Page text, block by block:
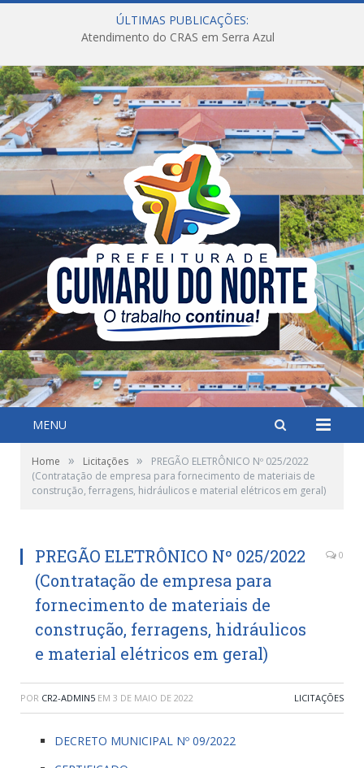
ÚLTIMAS PUBLICAÇÕES:
Atendimento do CRAS em Serra Azul
MENU
Home » Licitações »
PREGÃO ELETRÔNICO Nº 025/2022
(Contratação de empresa para fornecimento de materiais de
construção, ferragens, hidráulicos e material elétricos em geral)
PREGÃO ELETRÔNICO Nº 025/2022
(Contratação de empresa para
fornecimento de materiais de
construção, ferragens, hidráulicos
e material elétricos em geral)
0
POR CR2-ADMIN5 EM 3 DE MAIO DE 2022 LICITAÇÕES
DECRETO MUNICIPAL Nº 09/2022